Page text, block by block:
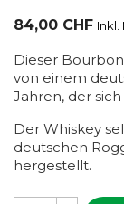
84,00 CHF Inkl.
Dieser
von einem
Jahren, der
Der Whiskey
deutschen
hergestellt.